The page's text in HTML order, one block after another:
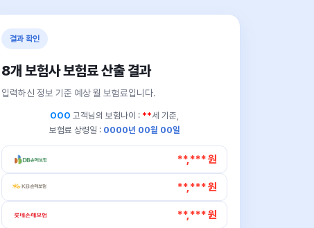
결과 확인
8개 보험사 보험료 산출 결과
입력하신 정보 기준 예상 월 보험료입니다.
OOO 고객님의 보험나이 : **세 기준,
보험료 상령일 : 0000년 00월 00일
**,*** 원
**,*** 원
**,*** 원